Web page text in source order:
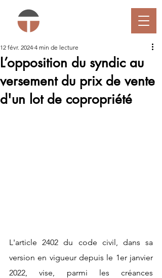
L’opposition du syndic au
versement du prix de vente
d'un lot de copropriété
12 févr. 2024 4 min de lecture
L'article 2402 du code civil, dans sa
version en vigueur depuis le 1er janvier
2022, vise, parmi les créances